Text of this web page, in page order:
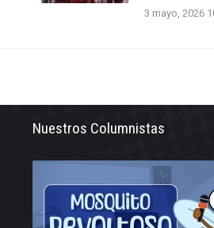
3 mayo, 2026
Nuestros Columnistas